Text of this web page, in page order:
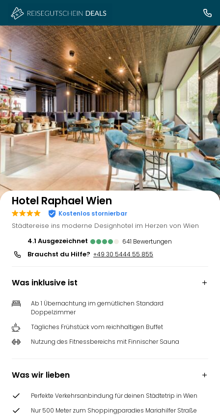
Auf der Karte anzeigen
Hotel Raphael Wien
Kostenlos stornierbar
Städtereise ins moderne Designhotel im Herzen von Wien
4.1
ausgezeichnet 641 Bewertungen
Brauchst du Hilfe? +49 30 5444 55 855
Was inklusive ist
Ab 1 Übernachtung im gemütlichen Standard
Doppelzimmer
Tägliches Frühstück vom reichhaltigen Buffet
Nutzung des Fitnessbereichs mit Finnischer Sauna
Was wir lieben
Perfekte Verkehrsanbindung für deinen Städtetrip in Wien
Nur 500 Meter zum Shoppingparadies Mariahilfer Straße